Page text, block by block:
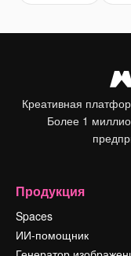
Креативная
Более 1
Продукция
Spaces
ИИ-помощник